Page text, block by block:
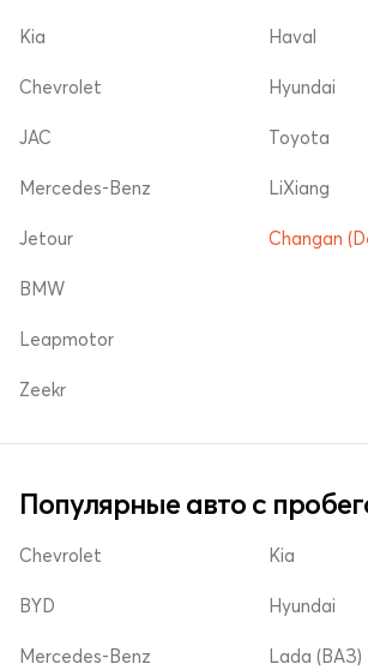
Kia
Chevrolet
Haval
Hyundai
JAC
Mercedes-Benz
Jetour
Toyota
LiXiang
Changan
BMW
Leapmotor
Zeekr
Популярные авто с
Chevrolet
BYD
Mercedes-Benz
Kia
Hyundai
Lada (ВАЗ)